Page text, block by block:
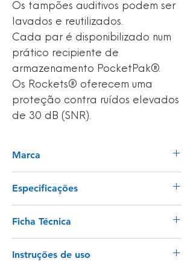
Os tampões auditivos podem ser
lavados e reutilizados.
Cada par é disponibilizado num
prático recipiente de
armazenamento PocketPak®.
Os Rockets® oferecem uma
proteção contra ruídos elevados
de 30 dB (SNR).
Marca
Especificações
EN 352-2
Homologação
(EU) 2016/425
Ficha Técnica
Instruções de uso